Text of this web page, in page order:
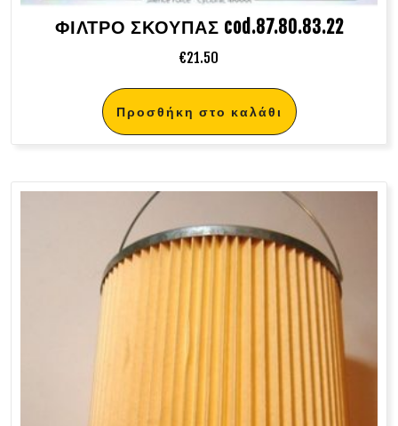
ΦΙΛΤΡΟ ΣΚΟΥΠΑΣ cod.87.80.83.22
€21.50
Προσθήκη στο καλάθι